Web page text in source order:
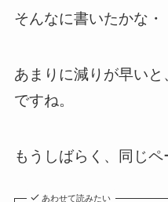
そんなに書いたかな・
あまりに減りが早い
ですね。
もうしばらく、同じペ
あわせて読みたい